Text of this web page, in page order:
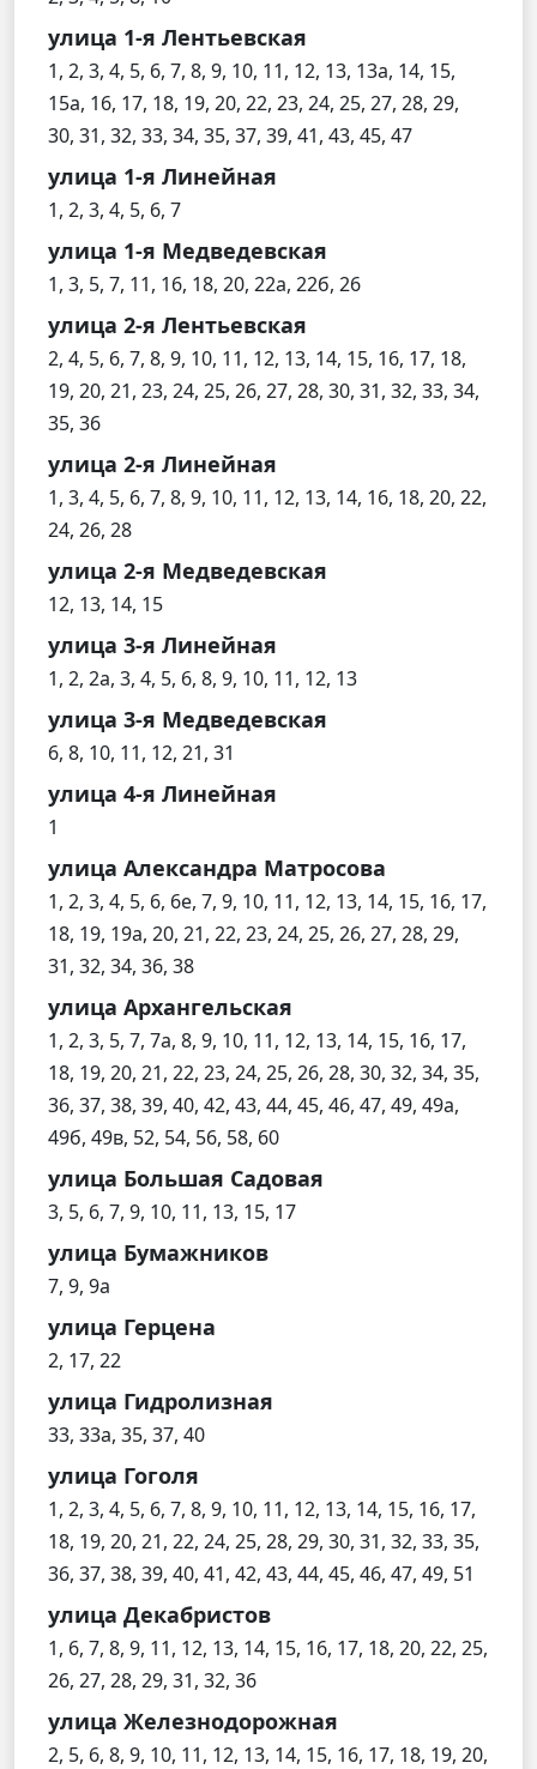
улица 1-я Лентьевская
1, 2, 3, 4, 5, 6, 7, 8, 9, 10, 11, 12, 13, 13а, 14, 15,
15а, 16, 17, 18, 19, 20, 22, 23, 24, 25, 27, 28, 29,
30, 31, 32, 33, 34, 35, 37, 39, 41, 43, 45, 47
улица 1-я Линейная
1, 2, 3, 4, 5, 6, 7
улица 1-я Медведевская
1, 3, 5, 7, 11, 16, 18, 20, 22а, 22б, 26
улица 2-я Лентьевская
2, 4, 5, 6, 7, 8, 9, 10, 11, 12, 13, 14, 15, 16, 17, 18,
19, 20, 21, 23, 24, 25, 26, 27, 28, 30, 31, 32, 33, 34,
35, 36
улица 2-я Линейная
1, 3, 4, 5, 6, 7, 8, 9, 10, 11, 12, 13, 14, 16, 18, 20, 22,
24, 26, 28
улица 2-я Медведевская
12, 13, 14, 15
улица 3-я Линейная
1, 2, 2а, 3, 4, 5, 6, 8, 9, 10, 11, 12, 13
улица 3-я Медведевская
6, 8, 10, 11, 12, 21, 31
улица 4-я Линейная
1
улица Александра Матросова
1, 2, 3, 4, 5, 6, 6е, 7, 9, 10, 11, 12, 13, 14, 15, 16, 17,
18, 19, 19а, 20, 21, 22, 23, 24, 25, 26, 27, 28, 29,
31, 32, 34, 36, 38
улица Архангельская
1, 2, 3, 5, 7, 7а, 8, 9, 10, 11, 12, 13, 14, 15, 16, 17,
18, 19, 20, 21, 22, 23, 24, 25, 26, 28, 30, 32, 34, 35,
36, 37, 38, 39, 40, 42, 43, 44, 45, 46, 47, 49, 49а,
49б, 49в, 52, 54, 56, 58, 60
улица Большая Садовая
3, 5, 6, 7, 9, 10, 11, 13, 15, 17
улица Бумажников
7, 9, 9а
улица Герцена
2, 17, 22
улица Гидролизная
33, 33а, 35, 37, 40
улица Гоголя
1, 2, 3, 4, 5, 6, 7, 8, 9, 10, 11, 12, 13, 14, 15, 16, 17,
18, 19, 20, 21, 22, 24, 25, 28, 29, 30, 31, 32, 33, 35,
36, 37, 38, 39, 40, 41, 42, 43, 44, 45, 46, 47, 49, 51
улица Декабристов
1, 6, 7, 8, 9, 11, 12, 13, 14, 15, 16, 17, 18, 20, 22, 25,
26, 27, 28, 29, 31, 32, 36
улица Железнодорожная
2, 5, 6, 8, 9, 10, 11, 12, 13, 14, 15, 16, 17, 18, 19, 20,